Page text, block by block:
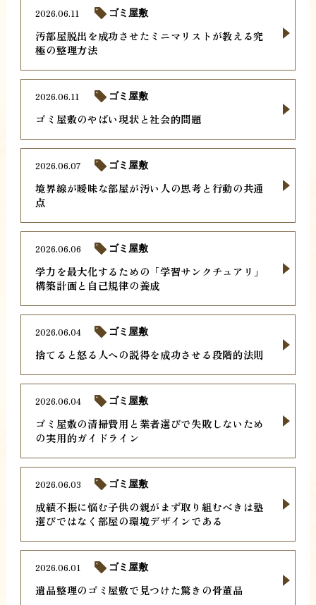
汚部屋脱出を成功させたミニマリストが教える究
極の整理方法
2026.06.11 ゴミ屋敷
ゴミ屋敷のやばい現状と社会的問題
2026.06.11 ゴミ屋敷
境界線が曖昧な部屋が汚い人の思考と行動の共通
点
2026.06.07 ゴミ屋敷
学力を最大化するための「学習サンクチュアリ」
構築計画と自己規律の養成
2026.06.06 ゴミ屋敷
捨てると怒る人への説得を成功させる段階的法則
2026.06.04 ゴミ屋敷
ゴミ屋敷の清掃費用と業者選びで失敗しないため
の実用的ガイドライン
2026.06.04 ゴミ屋敷
成績不振に悩む子供の親がまず取り組むべきは塾
選びではなく部屋の環境デザインである
2026.06.03 ゴミ屋敷
遺品整理のゴミ屋敷で見つけた驚きの骨董品
2026.06.01 ゴミ屋敷